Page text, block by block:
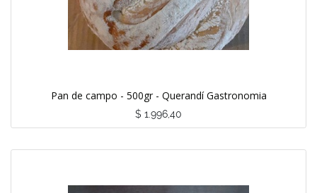
Pan de campo - 500gr - Querandí Gastronomia
$ 1.996,40